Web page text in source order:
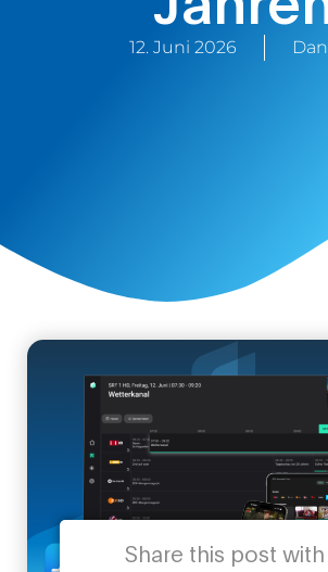
12. Juni 2026
Share this post with